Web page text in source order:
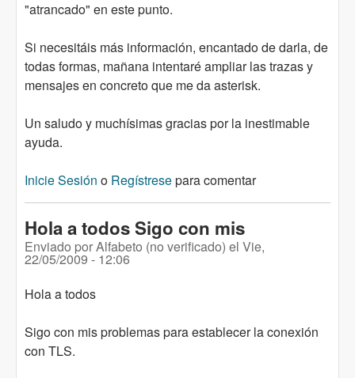
"atrancado" en este punto.
Si necesitáis más información, encantado de darla, de
todas formas, mañana intentaré ampliar las trazas y
mensajes en concreto que me da asterisk.
Un saludo y muchísimas gracias por la inestimable
ayuda.
Inicie Sesión o Regístresepara comentar
Hola a todos Sigo con mis
Enviado porAlfabeto (no verificado) el Vie,
22/05/2009 - 12:06
Hola a todos
Sigo con mis problemas para establecer la conexión
con TLS.